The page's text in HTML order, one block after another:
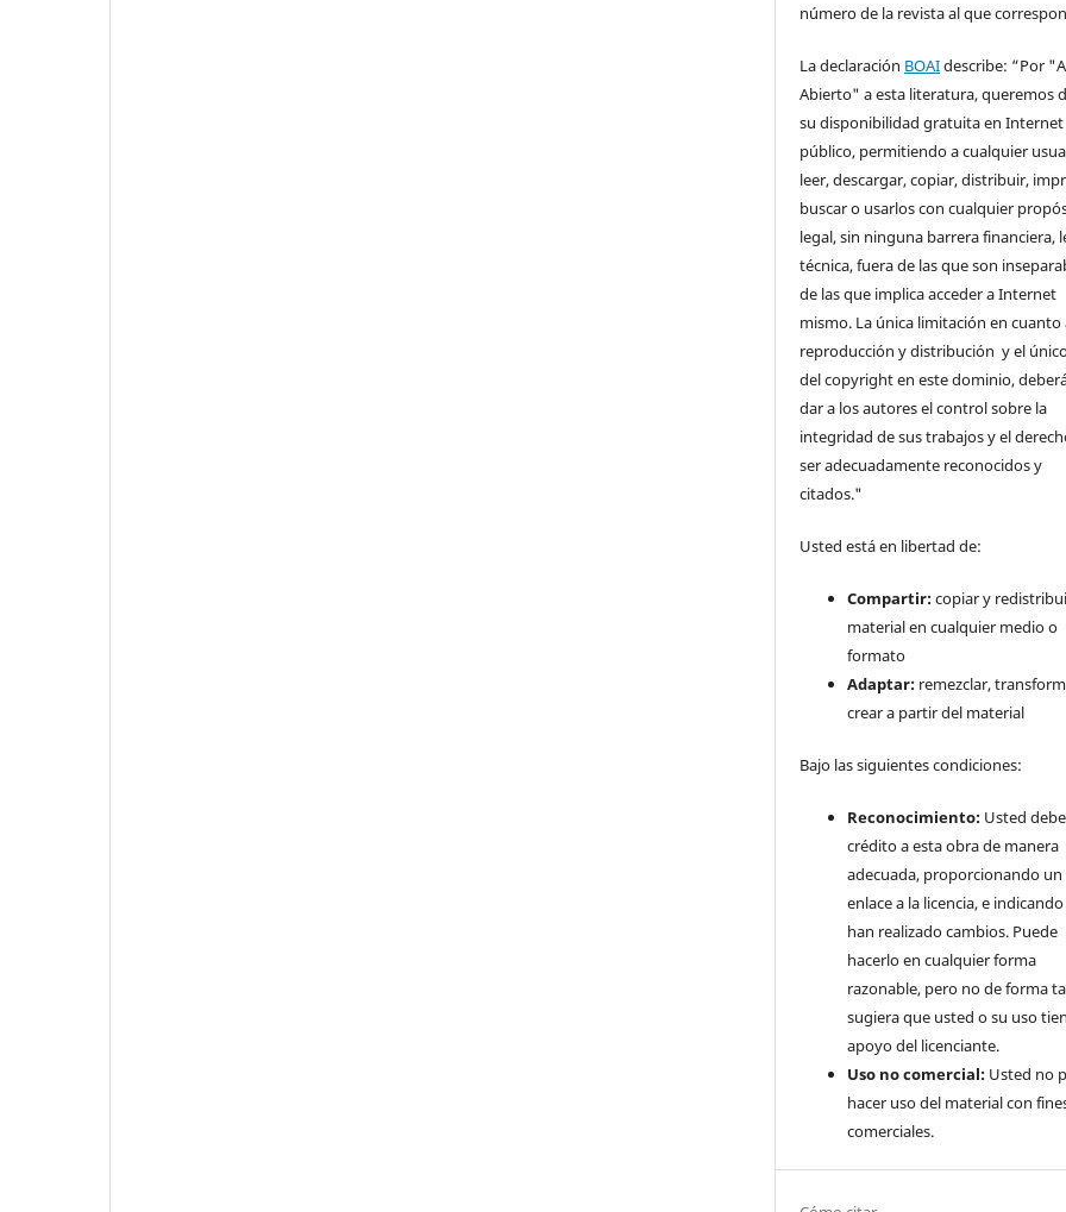
número de la revista al que
La declaración BOAIdescribe: “Por
Abierto" a esta literatura, queremos
su disponibilidad gratuita en Internet
público, permitiendo a cualquier
leer, descargar, copiar, distribuir,
buscar o usarlos con cualquier
legal, sin ninguna barrera financiera,
técnica, fuera de las que son
de las que implica acceder a Internet
mismo. La única limitación en cuanto
reproducción y distribución y el
del copyright en este dominio,
dar a los autores el control sobre la
integridad de sus trabajos y el
ser adecuadamente reconocidos y
citados."
Usted está en libertad de:
Compartir:copiar y
material en cualquier medio o
formato
Adaptar: remezclar,
crear a partir del material
Bajo las siguientes condiciones:
Reconocimiento: Usted
crédito a esta obra de manera
adecuada, proporcionando un
enlace a la licencia, e indicando
han realizado cambios. Puede
hacerlo en cualquier forma
razonable, pero no de forma
sugiera que usted o su uso
apoyo del licenciante.
Uso no comercial: Usted no
hacer uso del material con
comerciales.